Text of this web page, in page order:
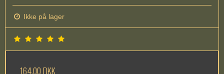
Ikke på lager
164,00 DKK